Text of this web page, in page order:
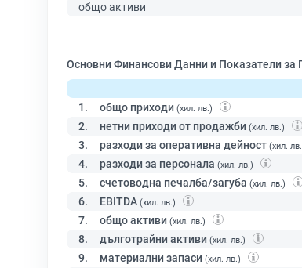
общо активи
Основни Финансови Данни и Показатели
1.
общо приходи (хил. лв.)
2. нетни приходи от продажби (хил. лв.)
3. разходи за оперативна дейност (хил.
4. разходи за персонала (хил. лв.)
5. счетоводна печалба/загуба (хил. лв.)
6. EBITDA (хил. лв.)
7. общо активи (хил. лв.)
8. дълготрайни активи (хил. лв.)
9. материални запаси (хил. лв.)